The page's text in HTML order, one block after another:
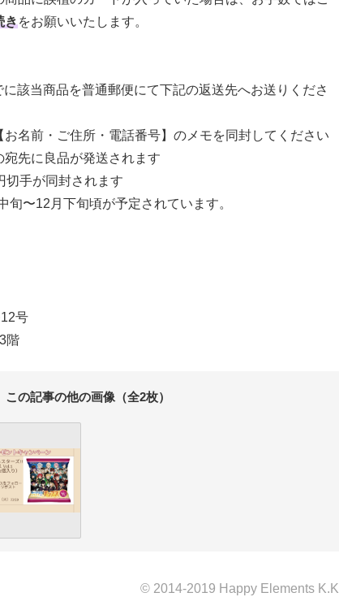
きをお願いいたします。
該当商品を普通郵便にて下記の返送先へお送りくださ
名前・ご住所・電話番号】のメモを同封してください
先に良品が発送されます
手が同封されます
〜12月下旬頃が予定されています。
号
階
この記事の他の画像（全2枚）
© 2014-2019 Happy Elements K.K